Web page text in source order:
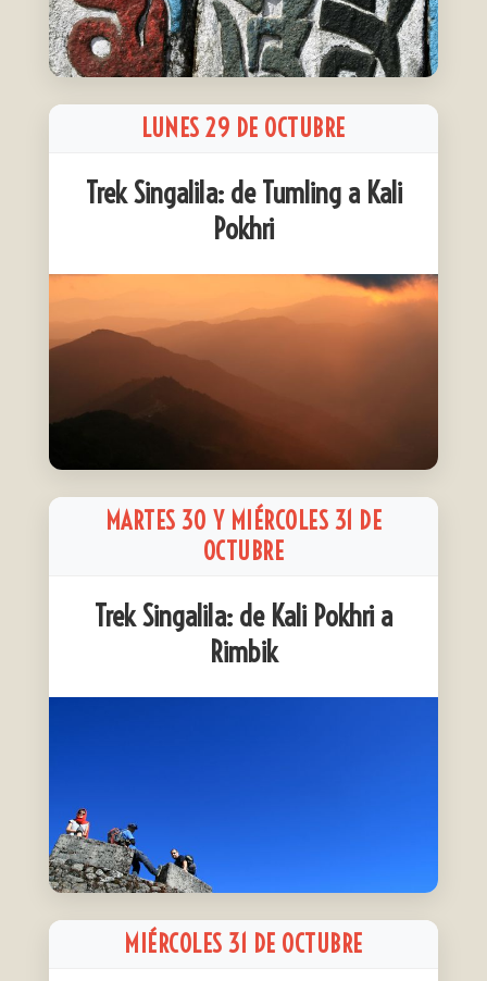
LUNES 29 DE OCTUBRE
Trek Singalila: de Tumling a Kali
Pokhri
MARTES 30 Y MIÉRCOLES 31 DE
OCTUBRE
Trek Singalila: de Kali Pokhri a
Rimbik
MIÉRCOLES 31 DE OCTUBRE